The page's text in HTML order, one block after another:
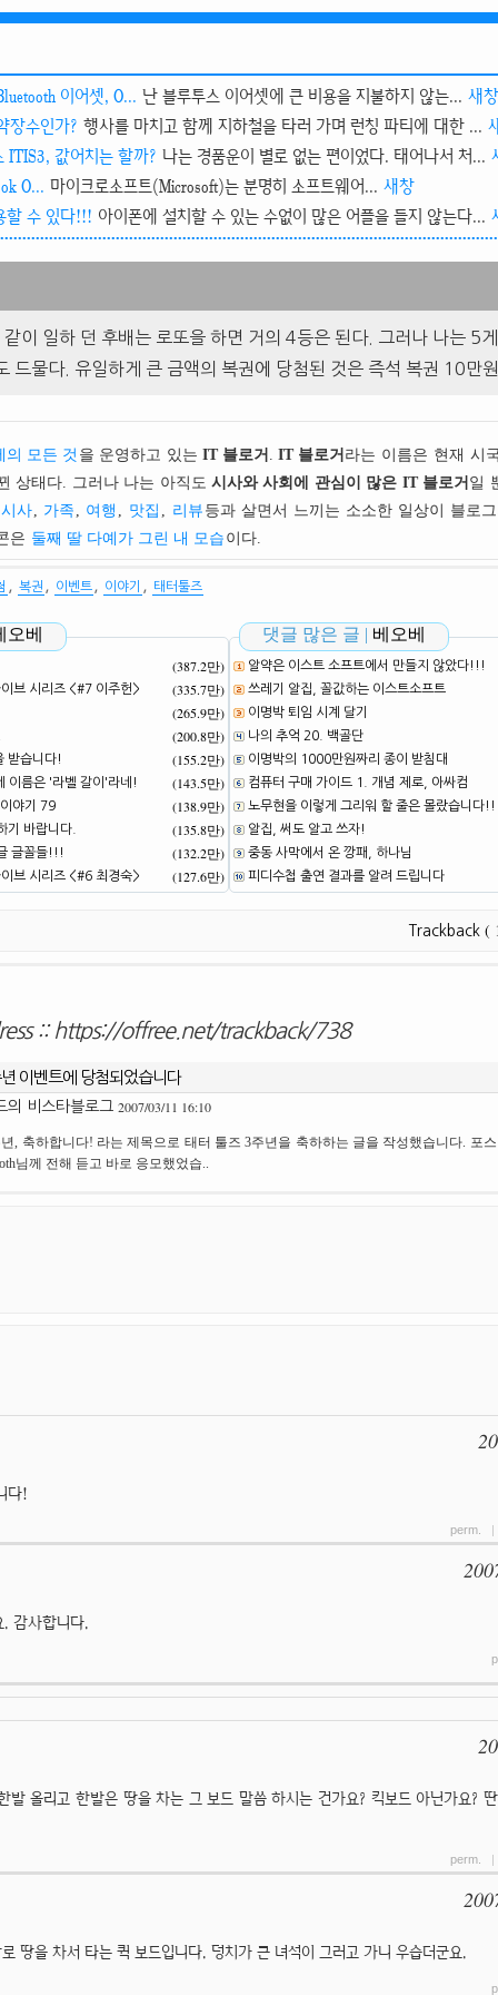
이어셋, O... 난 블루투스 이어셋에 큰 비용을 지불하지 않는... 새창
장수인가? 행사를 마치고 함께 지하철을 타러 가며 런칭 파티에 대한 ...
ITIS3, 값어치는 할까? 나는 경품운이 별로 없는 편이었다. 태어나서 처...
O... 마이크로소프트(Microsoft)는 분명히 소프트웨어... 새창
할 수 있다!!! 아이폰에 설치할 수 있는 수없이 많은 어플을 들지 않는다...
이 일하 던 후배는 로또을 하면 거의 4등은 된다. 그러나 나는 5
드물다. 유일하게 큰 금액의 복권에 당첨된 것은 즉석 복권 10만
의 모든 것 을 운영하고 있는 IT 블로거 . IT 블로거 라는 이름은 현재 시
상태다. 그러나 나는 아직도 시사와 사회에 관심이 많은 IT 블로거 일
시사, 가족 , 여행 , 맛집 , 리뷰 등과 살면서 느끼는 소소한 일상이 블로
은 둘째 딸 다예가 그린 내 모습 이다.
, 복권 , 이벤트 , 이야기 , 태터툴즈
오베
(387.2만)
브 시리즈 <#7 이주헌>
(335.7만)
(265.9만)
(200.8만)
받습니다! (155.2만)
이름은 '라벨 갈이'라네! (143.5만)
야기 79 (138.9만)
기 바랍니다. (135.8만)
글꼴들!!! (132.2만)
브 시리즈 <#6 최경숙> (127.6만)
댓글 많은 글 | 베오베
알약은 이스트 소프트에서 만들지 않았다!!!
쓰레기 알집, 꼴값하는 이스트소프트
이명박 퇴임 시계 달기
나의 추억 20. 백골단
이명박의 1000만원짜리 종이 받침대
컴퓨터 구매 가이드 1. 개념 제로, 아싸컴
노무현을 이렇게 그리워 할 줄은 몰랐습니다
알집, 써도 알고 쓰자!
중동 사막에서 온 깡패, 하나님
피디수첩 출연 결과를 알려 드립니다
Trackback (
:: https://offree.net/trackback/738
이벤트에 당첨되었습니다
의 비스타블로그 2007/03/11 16:10
, 축하합니다! 라는 제목으로 태터 툴즈 3주년을 축하하는 글을 작성했습니다. 포
님께 전해 듣고 바로 응모했었습..
다!
perm.
. 감사합니다.
발 올리고 한발은 땅을 차는 그 보드 말씀 하시는 건가요? 킥보드 아닌가요?
perm.
땅을 차서 타는 퀵 보드입니다. 덩치가 큰 녀석이 그러고 가니 우습더군요.